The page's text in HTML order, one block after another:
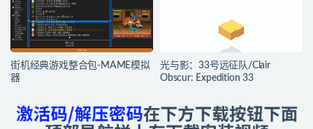
街机经典游戏整合包-MAME模拟
器
光与影：33号远征队/Clair
Obscur: Expedition 33